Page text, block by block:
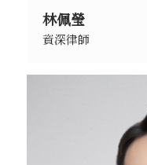
林佩瑩
資深律師